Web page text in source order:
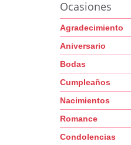
Ocasiones
Agradecimiento
Aniversario
Bodas
Cumpleaños
Nacimientos
Romance
Condolencias